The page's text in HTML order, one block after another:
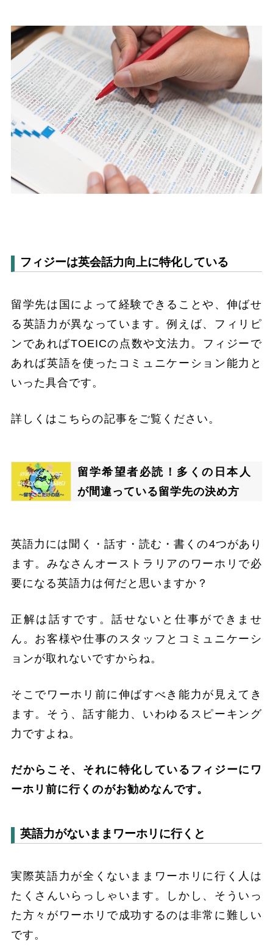
フィジーは英会話力向上に特化している
留学先は国によって経験できることや、伸ばせ
る英語力が異なっています。例えば、フィリピ
ンであればTOEICの点数や文法力。フィジーで
あれば英語を使ったコミュニケーション能力と
いった具合です。
詳しくはこちらの記事をご覧ください。
留学希望者必読！多くの日本人
が間違っている留学先の決め方
英語力には聞く・話す・読む・書くの4つがあり
ます。みなさんオーストラリアのワーホリで必
要になる英語力は何だと思いますか？
正解は話すです。話せないと仕事ができませ
ん。お客様や仕事のスタッフとコミュニケーシ
ョンが取れないですからね。
そこでワーホリ前に伸ばすべき能力が見えてき
ます。そう、話す能力、いわゆるスピーキング
力ですよね。
だからこそ、それに特化しているフィジーにワ
ーホリ前に行くのがお勧めなんです。
英語力がないままワーホリに行くと
実際英語力が全くないままワーホリに行く人は
たくさんいらっしゃいます。しかし、そういっ
た方々がワーホリで成功するのは非常に難しい
です。